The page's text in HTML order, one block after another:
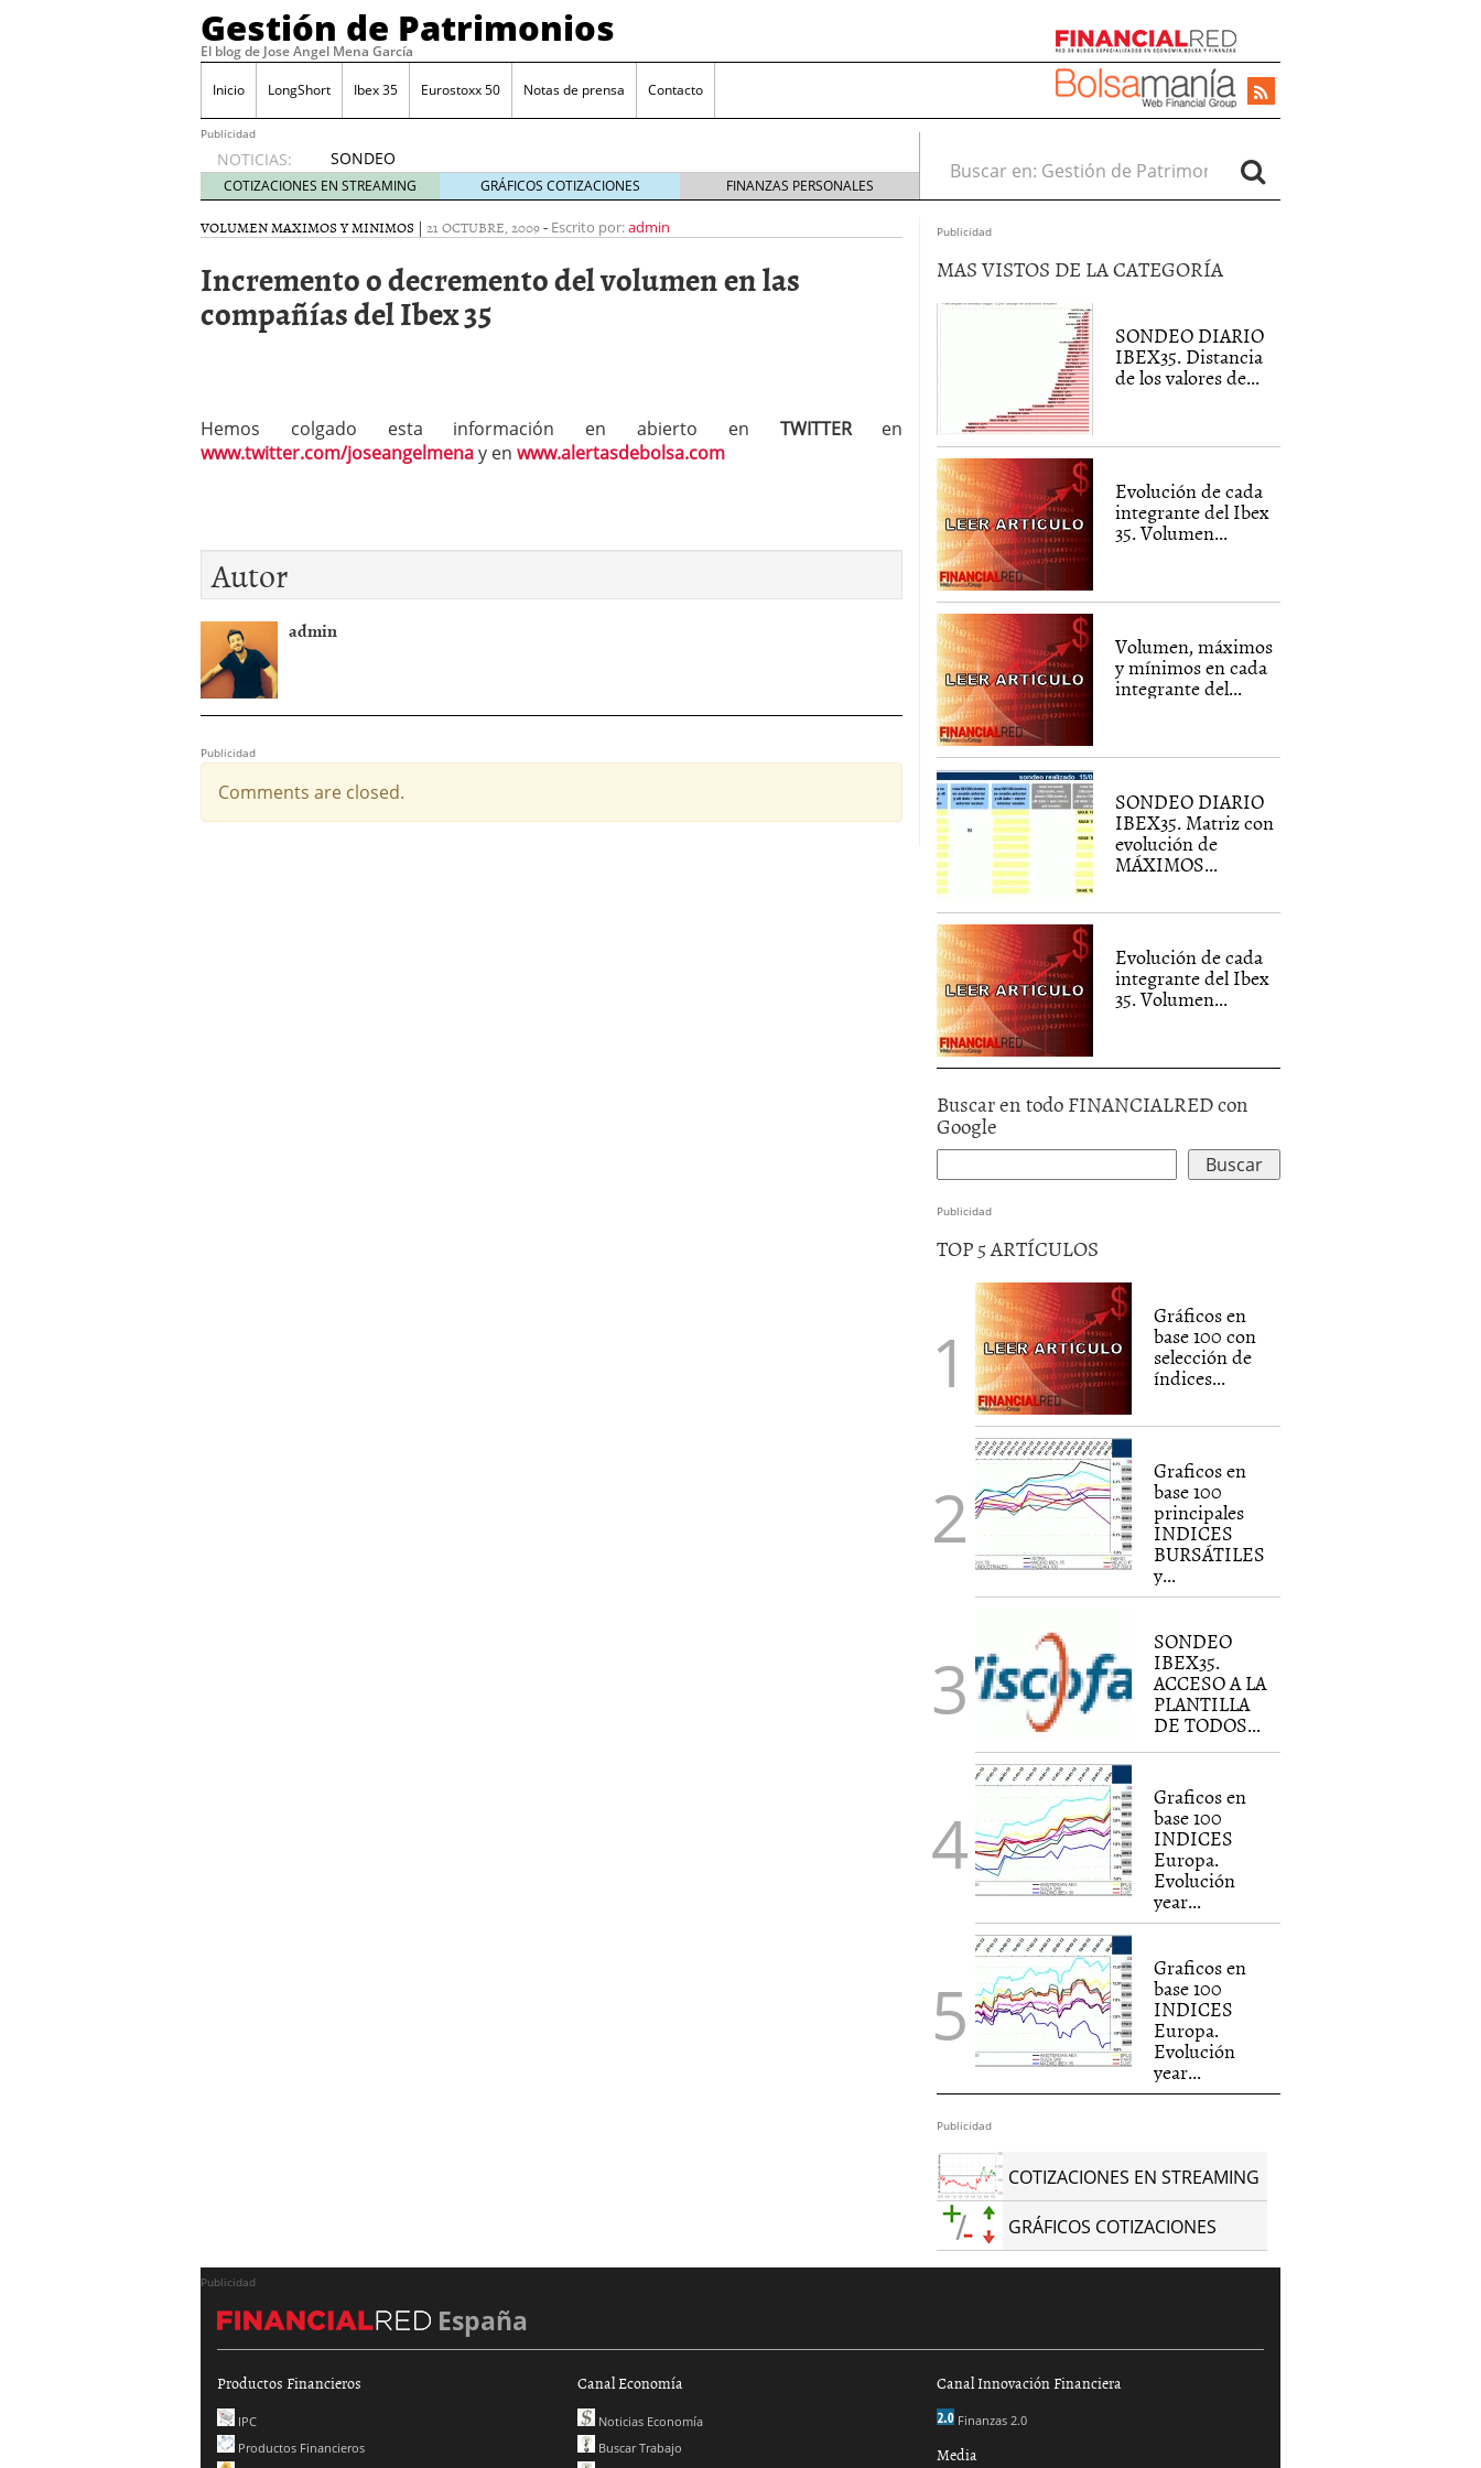
Gestión de Patrimonios
El blog de Jose Angel Mena García
Inicio LongShort Ibex 35 Eurostoxx 50 Notas de prensa Contacto
Publicidad
NOTICIAS:
SONDEO
IBEX35.
ACCESO
A LA
DE
TODOS
LOS
2014
Comprar y vender divisas con eToro febrero 24, 2014
SONDEO DIARIO IBEX35. Distancia de los valores de IBEX35 a m?ximos
y a?n tienen recorrido adicional mayo 24, 2013
alcanzar la zona de sobreventa y entonces si se podría apostar por un
rebote interesante
COTIZACIONES EN STREAMING GRÁFICOS COTIZACIONES FINANZAS PERSONALES
Buscar en:
VOLUMEN MAXIMOS Y MINIMOS | 21 OCTUBRE, 2009- Escrito por:admin
Incremento o decremento del volumen en las
compañías del Ibex 35
Hemos colgado esta información en abierto en TWITTERen
www.twitter.com/joseangelmenay en www.alertasdebolsa.com
Autor
admin
Publicidad
Comments are closed.
Publicidad
MAS VISTOS DE LA CATEGORÍA
SONDEO DIARIO
IBEX35. Distancia
de los valores de...
Evolución de cada
integrante del Ibex
35. Volumen...
Volumen, máximos
y mínimos en cada
integrante del...
SONDEO DIARIO
IBEX35. Matriz con
evolución de
MÁXIMOS...
Evolución de cada
integrante del Ibex
35. Volumen...
Buscar en todo FINANCIALRED con
Google
Publicidad
TOP 5 ARTÍCULOS
Gráficos en
base 100 con
selección de
índices...
Graficos en
base 100
principales
INDICES
BURSÁTILES
y...
SONDEO
IBEX35.
ACCESO A LA
PLANTILLA
DE TODOS...
Graficos en
base 100
INDICES
Europa.
Evolución
year...
Graficos en
base 100
INDICES
Europa.
Evolución
year...
Publicidad
COTIZACIONES EN STREAMING
GRÁFICOS COTIZACIONES
Publicidad
España
Productos Financieros
IPC
Productos Financieros
Canal Economía
Noticias Economía
Buscar Trabajo
Canal Innovación Financiera
Finanzas 2.0
Media